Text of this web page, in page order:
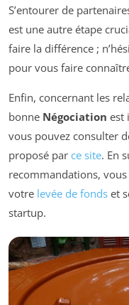
S’entourer de
est une autre étape
faire la différence ;
pour vous faire
Enfin, concernant les
bonne Négociation est
vous pouvez consulter
proposé par ce site. En
recommandations,
votre levée de fonds et
startup.